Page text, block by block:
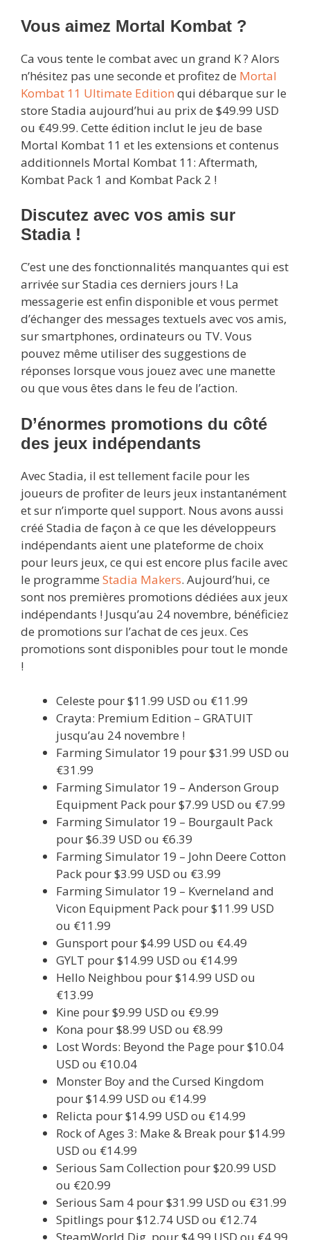
Vous aimez Mortal Kombat ?
Ca vous tente le combat avec un grand K ? Alors
n’hésitez pas une seconde et profitez de Mortal
Kombat 11 Ultimate Edition qui débarque sur le
store Stadia aujourd’hui au prix de $49.99 USD
ou €49.99. Cette édition inclut le jeu de base
Mortal Kombat 11 et les extensions et contenus
additionnels Mortal Kombat 11: Aftermath,
Kombat Pack 1 and Kombat Pack 2 !
Discutez avec vos amis sur
Stadia !
C’est une des fonctionnalités manquantes qui est
arrivée sur Stadia ces derniers jours ! La
messagerie est enfin disponible et vous permet
d’échanger des messages textuels avec vos amis,
sur smartphones, ordinateurs ou TV. Vous
pouvez même utiliser des suggestions de
réponses lorsque vous jouez avec une manette
ou que vous êtes dans le feu de l’action.
D’énormes promotions du côté
des jeux indépendants
Avec Stadia, il est tellement facile pour les
joueurs de profiter de leurs jeux instantanément
et sur n’importe quel support. Nous avons aussi
créé Stadia de façon à ce que les développeurs
indépendants aient une plateforme de choix
pour leurs jeux, ce qui est encore plus facile avec
le programme Stadia Makers. Aujourd’hui, ce
sont nos premières promotions dédiées aux jeux
indépendants ! Jusqu’au 24 novembre, bénéficiez
de promotions sur l’achat de ces jeux. Ces
promotions sont disponibles pour tout le monde
!
Celeste pour $11.99 USD ou €11.99
Crayta: Premium Edition – GRATUIT
jusqu’au 24 novembre !
Farming Simulator 19 pour $31.99 USD ou
€31.99
Farming Simulator 19 – Anderson Group
Equipment Pack pour $7.99 USD ou €7.99
Farming Simulator 19 – Bourgault Pack
pour $6.39 USD ou €6.39
Farming Simulator 19 – John Deere Cotton
Pack pour $3.99 USD ou €3.99
Farming Simulator 19 – Kverneland and
Vicon Equipment Pack pour $11.99 USD
ou €11.99
Gunsport pour $4.99 USD ou €4.49
GYLT pour $14.99 USD ou €14.99
Hello Neighbou pour $14.99 USD ou
€13.99
Kine pour $9.99 USD ou €9.99
Kona pour $8.99 USD ou €8.99
Lost Words: Beyond the Page pour $10.04
USD ou €10.04
Monster Boy and the Cursed Kingdom
pour $14.99 USD ou €14.99
Relicta pour $14.99 USD ou €14.99
Rock of Ages 3: Make & Break pour $14.99
USD ou €14.99
Serious Sam Collection pour $20.99 USD
ou €20.99
Serious Sam 4 pour $31.99 USD ou €31.99
Spitlings pour $12.74 USD ou €12.74